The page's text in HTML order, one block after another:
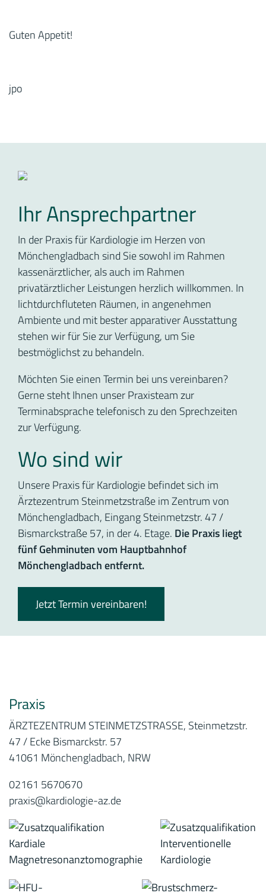
Guten Appetit!
jpo
Ihr Ansprechpartner
In der Praxis für Kardiologie im Herzen von
Mönchengladbach sind Sie sowohl im Rahmen
kassenärztlicher, als auch im Rahmen
privatärztlicher Leistungen herzlich willkommen. In
lichtdurchfluteten Räumen, in angenehmen
Ambiente und mit bester apparativer Ausstattung
stehen wir für Sie zur Verfügung, um Sie
bestmöglichst zu behandeln.
Möchten Sie einen Termin bei uns vereinbaren?
Gerne steht Ihnen unser Praxisteam zur
Terminabsprache telefonisch zu den Sprechzeiten
zur Verfügung.
Wo sind wir
Unsere Praxis für Kardiologie befindet sich im
Ärztezentrum Steinmetzstraße im Zentrum von
Mönchengladbach, Eingang Steinmetzstr. 47 /
Bismarckstraße 57, in der 4. Etage. Die Praxis liegt
fünf Gehminuten vom Hauptbahnhof
Mönchengladbach entfernt.
Jetzt Termin vereinbaren!
Praxis
ÄRZTEZENTRUM STEINMETZSTRASSE, Steinmetzstr.
47 / Ecke Bismarckstr. 57
41061 Mönchengladbach, NRW
02161 5670670
praxis@kardiologie-az.de